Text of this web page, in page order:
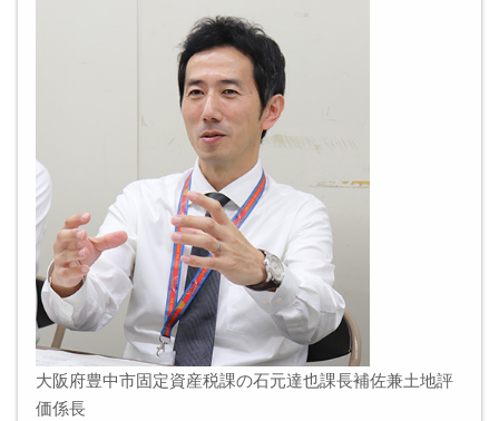
大阪府豊中市固定資産税課の石元達也課長補佐兼土地評
価係長